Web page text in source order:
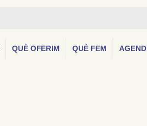
QUÈ OFERIM QUÈ FEM